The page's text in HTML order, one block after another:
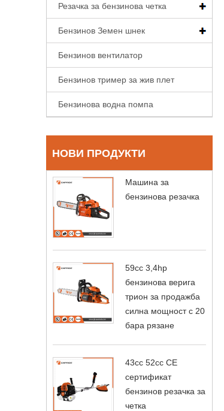
Резачка за бензинова четка
Бензинов Земен шнек
Бензинов вентилатор
Бензинов тример за жив плет
Бензинова водна помпа
НОВИ ПРОДУКТИ
Машина за
бензинова резачка
59cc 3,4hp
бензинова верига
трион за продажба
силна мощност с 20
бара рязане
43cc 52cc CE
сертификат
бензинов резачка за
четка